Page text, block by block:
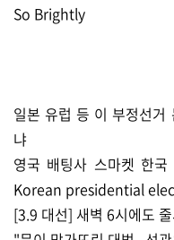
So Brightly
일본 유럽 등 이 부정선거
냐
영국 배팅사 스마켓 한
Korean presidential
[3.9 대선] 새벽 6시에도